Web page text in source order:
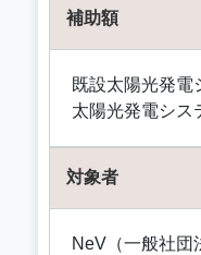
補助額
既設太陽光発電
太陽光発電シス
対象者
NeV（一般社団